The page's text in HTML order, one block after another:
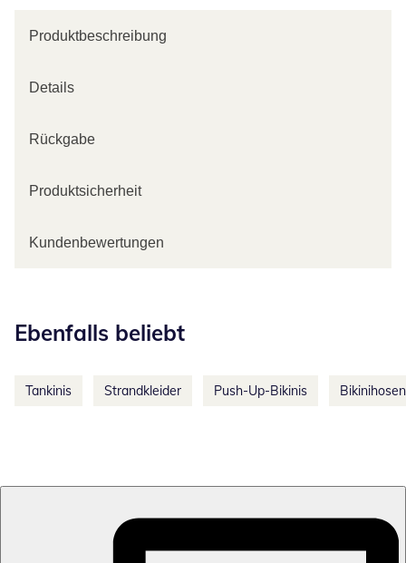
Produktbeschreibung
Details
Rückgabe
Produktsicherheit
Kundenbewertungen
Ebenfalls beliebt
Tankinis Strandkleider Push-Up-Bikinis Bikinihosen